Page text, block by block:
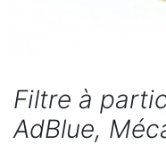
Filtre à
AdBlue,